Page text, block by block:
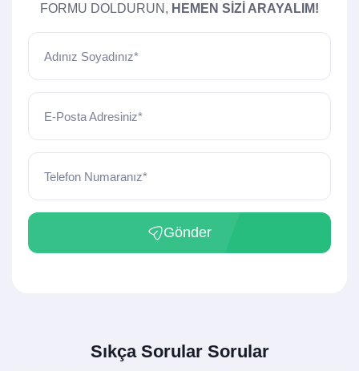
FORMU DOLDURUN, HEMEN SIZI ARAYALIM!
Adınız Soyadınız*
E-Posta Adresiniz*
Telefon Numaranız*
Gönder
Sıkça Sorular Sorular